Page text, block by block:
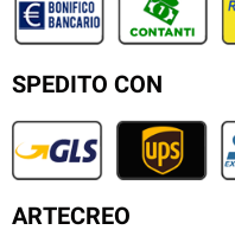
SPEDITO CON
ARTECREO